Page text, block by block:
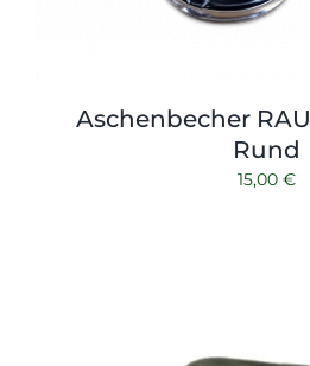
Aschenbecher
Rund
15,00 €